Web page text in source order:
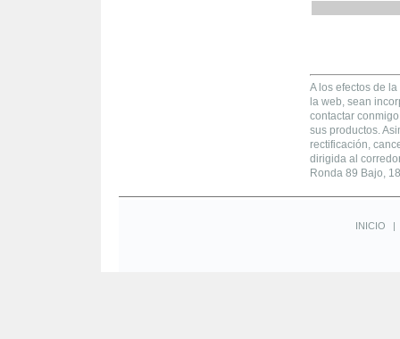
A los efectos de la
la web, sean
contactar
sus productos.
rectificación,
dirigida al
Ronda 89 Bajo,
INICIO |